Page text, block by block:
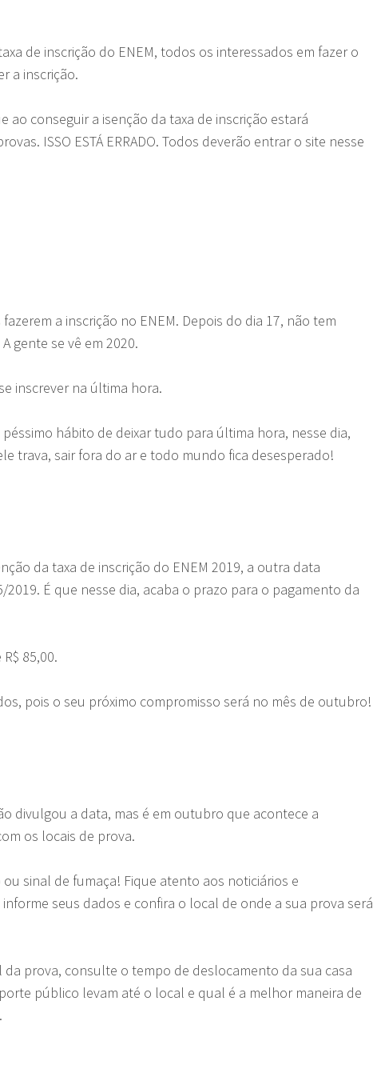
de inscrição do ENEM, todos os interessados em fazer o
a inscrição.
ao conseguir a isenção da taxa de inscrição estará
ISSO ESTÁ ERRADO. Todos deverão entrar o site nesse
a inscrição no ENEM. Depois do dia 17, não tem
gente se vê em 2020.
inscrever na última hora.
hábito de deixar tudo para última hora, nesse dia,
trava, sair fora do ar e todo mundo fica desesperado!
da taxa de inscrição do ENEM 2019, a outra data
É que nesse dia, acaba o prazo para o pagamento da
85,00.
pois o seu próximo compromisso será no mês de outubro!
divulgou a data, mas é em outubro que acontece a
os locais de prova.
sinal de fumaça! Fique atento aos noticiários e
seus dados e confira o local de onde a sua prova será
prova, consulte o tempo de deslocamento da sua casa
público levam até o local e qual é a melhor maneira de